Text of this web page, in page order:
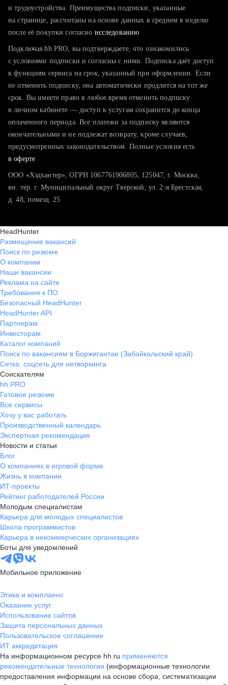
тратите много времени на поиск и вручную поднимаете
хотите сравнить себя с конкурентами и оценить шансы
и трудоустройства. Преимущества подписки, указанные
на странице, рассчитаны на основе данных в среднем в неделю
после её покупки согласно исследованию
Подключая hh PRO, вы подтверждаете, что ознакомились
с условиями подписки и согласны с ними. Подписка даёт доступ
к функциям сервиса на срок, указанный при оформлении. Если
не отменить подписку, она автоматически продлится на тот же
срок. Вы имеете право в любое время отменить подписку
в личном кабинете — доступ к услугам сохранится до конца
оплаченного периода. Все платежи за подписку являются
окончательными и не подлежат возврату, кроме случаев,
предусмотренных законодательством. Полные условия есть
в оферте
ООО «Хэдхантер», ОГРН 1067761906805, 125047, г. Москва,
вн. тер. г. Муниципальный округ Тверской, ул. 2-я Брестская,
д. 48, помещ. 25
HeadHunter
Размещение вакансий
Поиск по резюме
О компании
Наши вакансии
Реклама на сайте
Требования к ПО
Безопасный HeadHunter
HeadHunter API
Партнерам
Инвесторам
Каталог компаний
Поиск по вакансиям в Боржигантае (Забайкальский край)
Сетка: соцсеть для нетворкинга
Соискателям
hh PRO
Готовое резюме
Все сервисы
Хочу у вас работать
Производственный календарь
Экспертная рекомендация
Новости и статьи
Блог
О компаниях в игровой форме
Жизнь в компании
ИТ-проекты
Рейтинг работодателей России
Молодым специалистам
Карьера для молодых специалистов
Школа программистов
Карьера в некоммерческих организациях
Боты для уведомлений
Мобильное приложение
Этика и комплаенс
Оказание услуг
Использование сайтов
Защита персональных данных
Пользовательское соглашение
ИТ аккредитация
На информационном ресурсе hh.ru применяются
рекомендательные технологии (информационные технологии
предоставления информации на основе сбора, систематизации